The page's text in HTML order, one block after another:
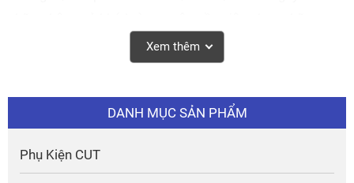
DANH MỤC SẢN PHẨM
Phụ Kiện CUT
món phụ kiện có chất lượng cao và có thương hiệu tốt là
việc hết sức cần thiết .
Xem thêm